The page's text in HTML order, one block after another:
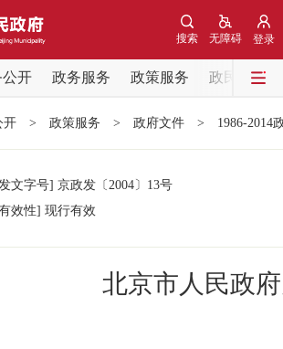
登录
无障碍
搜索
开 政务服务 政策服务
政民互动
党中央精神
开 > 政策服务 > 政府文件 > 1986-2014
文字号] 京政发 〔2004〕 13号
效性] 现行有效
北京市人民政